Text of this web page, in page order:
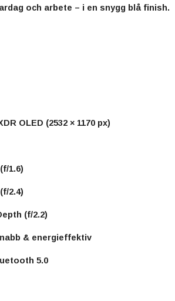
och arbete – i en snygg blå finish.
OLED (2532 × 1170 px)
1.6)
2.4)
(f/2.2)
& energieffektiv
5.0